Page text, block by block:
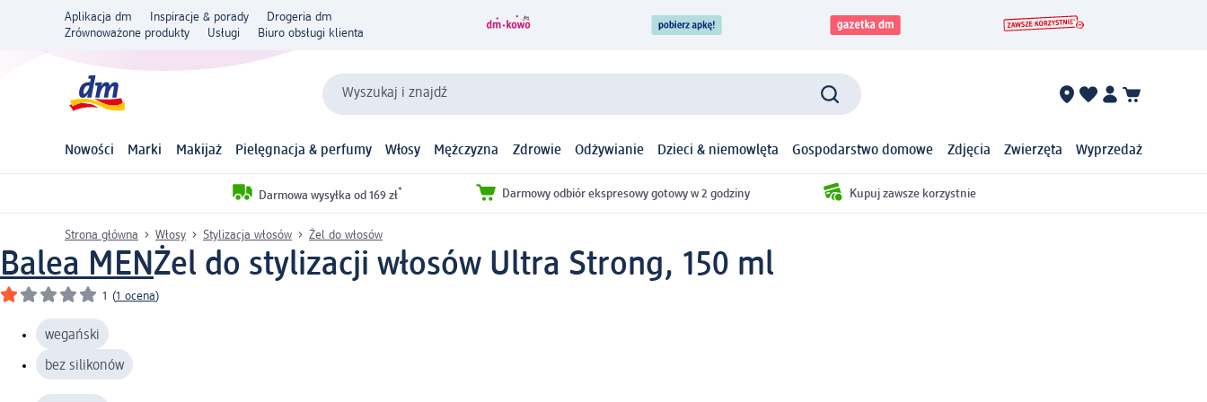
Aplikacja dm Inspiracje & porady
Drogeria dm
Zrównoważone produkty
Usługi Biuro obsługi klienta
Wyszukaj i znajdź
Nowości Marki Makijaż Pielęgnacja & perfumy Włosy Mężczyzna Zdrowie Odżywianie Dzieci & niemowlęta Gospodarstwo domowe Zdjęcia Zwierzęta Wyprzedaż
Darmowa wysyłka od 169 zł* Darmowy odbiór ekspresowy gotowy w 2 godziny Kupuj zawsze korzystnie
Strona główna Włosy Stylizacja włosów Żel do włosów
Balea MENŻel do stylizacji włosów Ultra Strong, 150 ml
1 (1 ocena)
wegański
bez silikonów